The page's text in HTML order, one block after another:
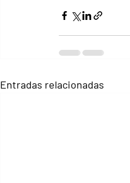
Entradas relacionadas